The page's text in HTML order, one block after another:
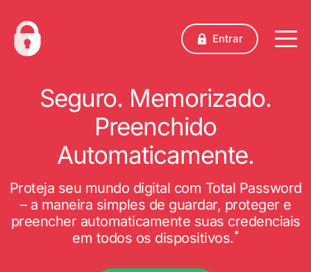
Entrar
Seguro. Memorizado.
Preenchido
Automaticamente.
Proteja seu mundo digital com Total Password
– a maneira simples de guardar, proteger e
preencher automaticamente suas credenciais
em todos os dispositivos.*